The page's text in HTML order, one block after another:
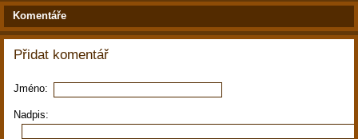
Komentáře
Přidat komentář
Jméno:
Nadpis: